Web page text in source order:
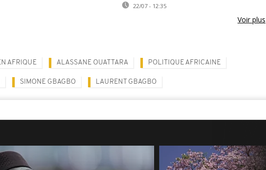
22/07 - 12:35
Voir plus
AFRIQUE ALASSANE OUATTARA POLITIQUE AFRICAINE
SIMONE GBAGBO LAURENT GBAGBO